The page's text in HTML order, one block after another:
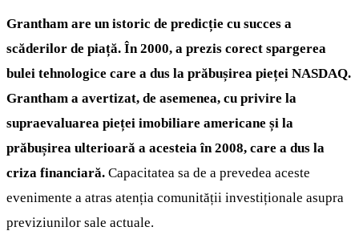
Grantham are un istoric de predicție cu succes a
scăderilor de piață. În 2000, a prezis corect spargerea
bulei tehnologice care a dus la prăbușirea pieței NASDAQ.
Grantham a avertizat, de asemenea, cu privire la
supraevaluarea pieței imobiliare americane și la
prăbușirea ulterioară a acesteia în 2008, care a dus la
criza financiară. Capacitatea sa de a prevedea aceste
evenimente a atras atenția comunității investiționale asupra
previziunilor sale actuale.